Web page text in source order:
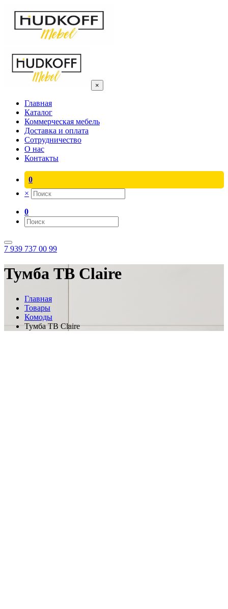
×
Главная
Каталог
Коммерческая мебель
Доставка и оплата
Сотрудничество
О нас
Контакты
0
×
0
7 939 737 00 99
Тумба ТВ Claire
Главная
Товары
Комоды
Тумба ТВ Claire